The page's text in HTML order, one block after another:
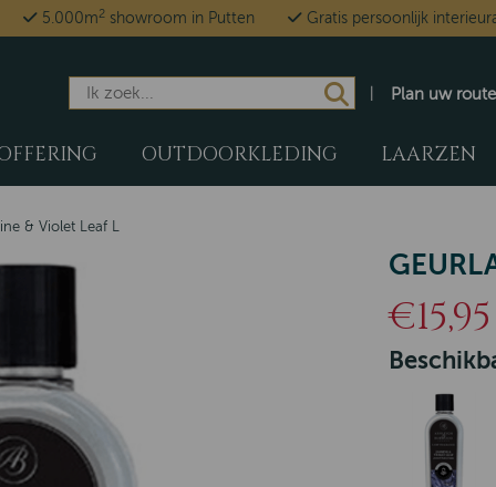
5.000m2 showroom in Putten Gratis persoonlijk
Plan uw route
OUTDOORKLEDING LAARZEN
& Violet Leaf L
€15,95